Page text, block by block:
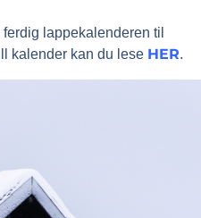
lappekalenderen til
kalender kan du lese HER.